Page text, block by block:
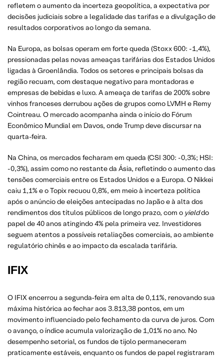
refletem o aumento da incerteza geopolítica, a expectativa por
decisões judiciais sobre a legalidade das tarifas e a divulgação de
resultados corporativos ao longo da semana.
Na Europa, as bolsas operam em forte queda (Stoxx 600: -1,4%),
pressionadas pelas novas ameaças tarifárias dos Estados Unidos
ligadas à Groenlândia. Todos os setores e principais bolsas da
região recuam, com destaque negativo para montadoras e
empresas de bebidas e luxo. A ameaça de tarifas de 200% sobre
vinhos franceses derrubou ações de grupos como LVMH e Remy
Cointreau. O mercado acompanha ainda o início do Fórum
Econômico Mundial em Davos, onde Trump deve discursar na
quarta-feira.
Na China, os mercados fecharam em queda (CSI 300: -0,3%; HSI:
-0,3%), assim como no restante da Ásia, refletindo o aumento das
tensões comerciais entre os Estados Unidos e a Europa. O Nikkei
caiu 1,1% e o Topix recuou 0,8%, em meio à incerteza política
após o anúncio de eleições antecipadas no Japão e à alta dos
rendimentos dos títulos públicos de longo prazo, com o yielddo
papel de 40 anos atingindo 4% pela primeira vez. Investidores
seguem atentos a possíveis retaliações comerciais, ao ambiente
regulatório chinês e ao impacto da escalada tarifária.
IFIX
O IFIX encerrou a segunda‑feira em alta de 0,11%, renovando sua
máxima histórica ao fechar aos 3.813,38 pontos, em um
movimento influenciado pelo fechamento da curva de juros. Com
o avanço, o índice acumula valorização de 1,01% no ano. No
desempenho setorial, os fundos de tijolo permaneceram
praticamente estáveis, enquanto os fundos de papel registraram